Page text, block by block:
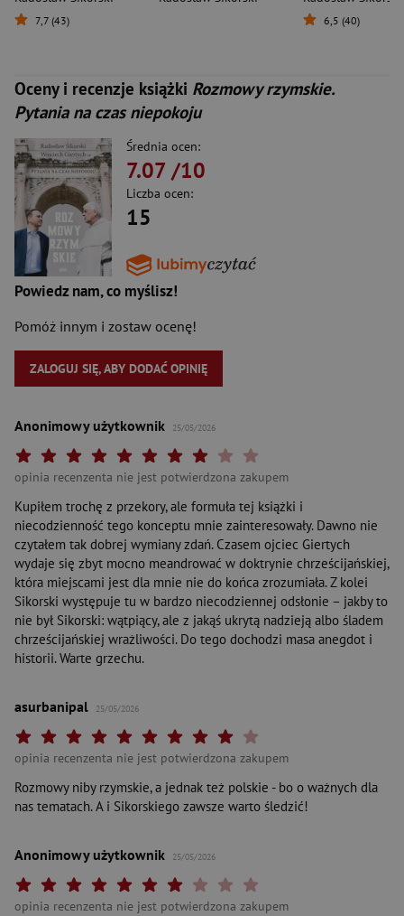
7,7 (43) 6,5 (40)
Oceny i recenzje książki Rozmowy rzymskie.
Pytania na czas niepokoju
Średnia ocen:
7.07/10
Liczba ocen:
15
Powiedz nam, co myślisz!
Pomóż innym i zostaw ocenę!
ZALOGUJ SIĘ, ABY DODAĆ OPINIĘ
Anonimowy użytkownik 25/05/2026
Twoja ocena: Arcydzieło
Twoja ocena: Wybitna 9/10"
Twoja ocena: Rewelacyjna 8/10"
Twoja ocena: Bardzo dobra 7/10"
Twoja ocena: Dobra 6/10"
Twoja ocena: Przeciętna 5/10"
Twoja ocena: Może być 4/10"
Twoja ocena: Słaba 3/10"
Twoja ocena: Bardzo słaba 2/10"
Twoja ocena: Beznadziejna 1/10"
opinia recenzenta nie jest potwierdzona zakupem
Kupiłem trochę z przekory, ale formuła tej książki i
niecodzienność tego konceptu mnie zainteresowały. Dawno nie
czytałem tak dobrej wymiany zdań. Czasem ojciec Giertych
wydaje się zbyt mocno meandrować w doktrynie chrześcijańskiej,
która miejscami jest dla mnie nie do końca zrozumiała. Z kolei
Sikorski występuje tu w bardzo niecodziennej odsłonie – jakby to
nie był Sikorski: wątpiący, ale z jakąś ukrytą nadzieją albo śladem
chrześcijańskiej wrażliwości. Do tego dochodzi masa anegdot i
historii. Warte grzechu.
asurbanipal 25/05/2026
Twoja ocena: Arcydzieło
Twoja ocena: Wybitna 9/10"
Twoja ocena: Rewelacyjna 8/10"
Twoja ocena: Bardzo dobra 7/10"
Twoja ocena: Dobra 6/10"
Twoja ocena: Przeciętna 5/10"
Twoja ocena: Może być 4/10"
Twoja ocena: Słaba 3/10"
Twoja ocena: Bardzo słaba 2/10"
Twoja ocena: Beznadziejna 1/10"
opinia recenzenta nie jest potwierdzona zakupem
Rozmowy niby rzymskie, a jednak też polskie - bo o ważnych dla
nas tematach. A i Sikorskiego zawsze warto śledzić!
Anonimowy użytkownik 25/05/2026
Twoja ocena: Arcydzieło
Twoja ocena: Wybitna 9/10"
Twoja ocena: Rewelacyjna 8/10"
Twoja ocena: Bardzo dobra 7/10"
Twoja ocena: Dobra 6/10"
Twoja ocena: Przeciętna 5/10"
Twoja ocena: Może być 4/10"
Twoja ocena: Słaba 3/10"
Twoja ocena: Bardzo słaba 2/10"
Twoja ocena: Beznadziejna 1/10"
opinia recenzenta nie jest potwierdzona zakupem